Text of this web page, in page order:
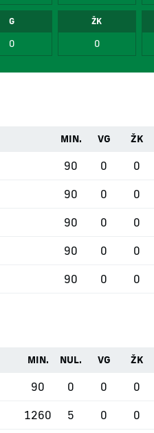
G
0
ŽK
0
MIN. VG ŽK
90 0 0
90 0 0
90 0 0
90 0 0
90 0 0
MIN. NUL. VG ŽK
90 0 0 0
1260 5 0 0